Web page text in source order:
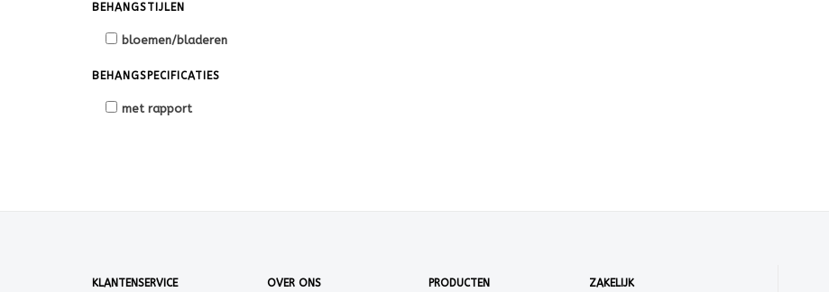
BEHANGSTIJLEN
bloemen/bladeren
BEHANGSPECIFICATIES
met rapport
KLANTENSERVICE OVER ONS PRODUCTEN ZAKELIJK